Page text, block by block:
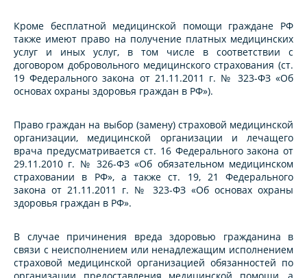
Кроме бесплатной медицинской помощи граждане РФ
также имеют право на получение платных медицинских
услуг и иных услуг, в том числе в соответствии с
договором добровольного медицинского страхования (ст.
19 Федерального закона от 21.11.2011 г. № 323-ФЗ «Об
основах охраны здоровья граждан в РФ»).
Право граждан на выбор (замену) страховой медицинской
организации, медицинской организации и лечащего
врача предусматривается ст. 16 Федерального закона от
29.11.2010 г. № 326-ФЗ «Об обязательном медицинском
страховании в РФ», а также ст. 19, 21 Федерального
закона от 21.11.2011 г. № 323-ФЗ «Об основах охраны
здоровья граждан в РФ».
В случае причинения вреда здоровью гражданина в
связи с неисполнением или ненадлежащим исполнением
страховой медицинской организацией обязанностей по